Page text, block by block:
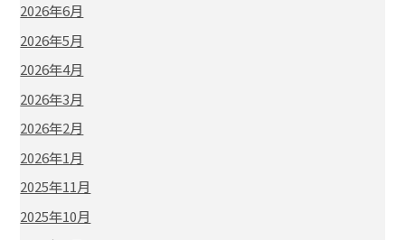
2026年6月
2026年5月
2026年4月
2026年3月
2026年2月
2026年1月
2025年11月
2025年10月